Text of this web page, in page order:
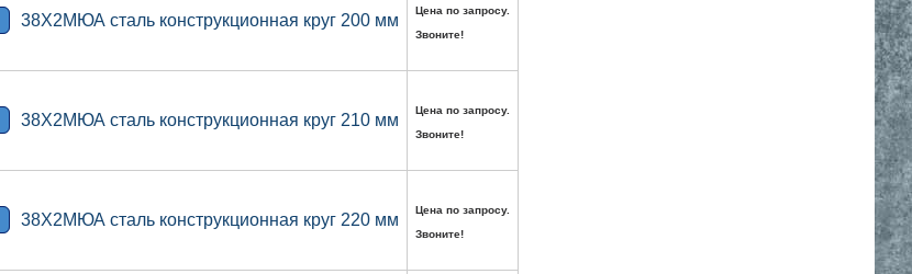
38Х2МЮА сталь конструкционная круг 200 мм
Цена по запросу.
Звоните!
38Х2МЮА сталь конструкционная круг 210 мм
Цена по запросу.
Звоните!
38Х2МЮА сталь конструкционная круг 220 мм
Цена по запросу.
Звоните!